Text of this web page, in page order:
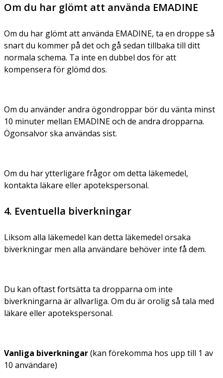
Om du har glömt att använda EMADINE
Om du har glömt att använda EMADINE, ta en droppe så
snart du kommer på det och gå sedan tillbaka till ditt
normala schema. Ta inte en dubbel dos för att
kompensera för glömd dos.
Om du använder andra ögondroppar bör du vänta minst
10 minuter mellan EMADINE och de andra dropparna.
Ögonsalvor ska användas sist.
Om du har ytterligare frågor om detta läkemedel,
kontakta läkare eller apotekspersonal.
4. Eventuella biverkningar
Liksom alla läkemedel kan detta läkemedel orsaka
biverkningar men alla användare behöver inte få dem.
Du kan oftast fortsätta ta dropparna om inte
biverkningarna är allvarliga. Om du är orolig så tala med
läkare eller apotekspersonal.
Vanliga biverkningar(kan förekomma hos upp till 1 av
10 användare)